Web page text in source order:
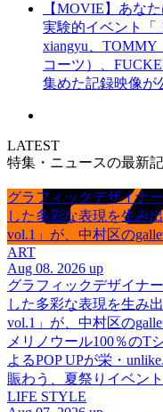
【MOVIE】あな
実験的イベント「
xiangyu、
コーツ）、
集めた記録映像が
LATEST
特集・ニュースの最新
グラフィックデザイナ
した多彩な表現を生み
vol.1」が、中村区の
ART
Aug 08. 2026 up
グラフィックデザイナ
した多彩な表現を生み
vol.1」が、中村区の
メリノウール100％のT
よるPOP UPが栄・
賑わう、夏祭りイベント
LIFE STYLE